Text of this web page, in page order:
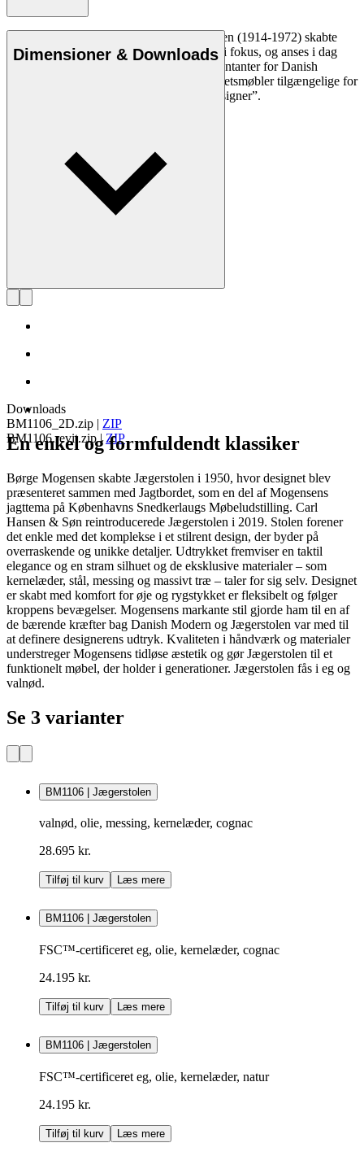
Møbelsnedker og designer Børge Mogensen (1914-1972) skabte
holdbare og enkle møbler med mennesket i fokus, og anses i dag
som en af de mest indflydelsesrige repræsentanter for Danish
Modern. Med en mission om at gøre kvalitetsmøbler tilgængelige for
alle blev Mogensen kendt som ”folkets designer”.
Dimensioner & Downloads
Downloads
BM1106_2D.zip | ZIP
BM1106.revit.zip|ZIP
En enkel og formfuldendt klassiker
Børge Mogensen skabte Jægerstolen i 1950, hvor designet blev
præsenteret sammen med Jagtbordet, som en del af Mogensens
jagttema på Københavns Snedkerlaugs Møbeludstilling. Carl
Hansen & Søn reintroducerede Jægerstolen i 2019. Stolen forener
det enkle med det komplekse i et stilrent design, der byder på
overraskende og unikke detaljer. Udtrykket fremviser en taktil
elegance og en stram silhuet og de eksklusive materialer – som
kernelæder, stål, messing og massivt træ – taler for sig selv. Designet
er skabt med komfort for øje og rygstykket er fleksibelt og følger
kroppens bevægelser. Mogensens markante stil gjorde ham til en af
de bærende kræfter bag Danish Modern og Jægerstolen var med til
at definere designerens udtryk. Kvaliteten i håndværk og materialer
understreger Mogensens tidløse æstetik og gør Jægerstolen til et
funktionelt møbel, der holder i generationer. Jægerstolen fås i eg og
valnød.
Se 3 varianter
BM1106 | Jægerstolen
valnød, olie, messing, kernelæder, cognac
28.695 kr.
Tilføj til kurv Læs mere
BM1106 | Jægerstolen
FSC™-certificeret eg, olie, kernelæder, cognac
24.195 kr.
Tilføj til kurv Læs mere
BM1106 | Jægerstolen
FSC™-certificeret eg, olie, kernelæder, natur
24.195 kr.
Tilføj til kurv Læs mere